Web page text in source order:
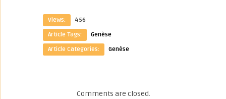
Views:
456
Article Tags:
Genèse
Article Categories:
Genèse
Comments are closed.